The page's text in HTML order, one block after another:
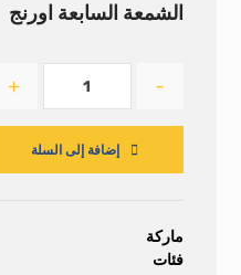
الشمعة السابعة اورنج
-
+
إضافة إلى السلة
ماركة
فئات